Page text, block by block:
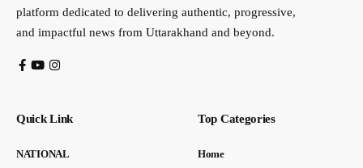
platform dedicated to delivering authentic, progressive,
and impactful news from Uttarakhand and beyond.
Quick Link
NATIONAL
Top Categories
Home